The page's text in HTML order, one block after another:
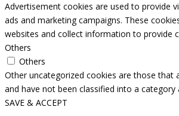
Advertisement cookies are used to provide
ads and marketing campaigns. These
websites and collect information to provide
Others
Others
Other uncategorized cookies are those that
and have not been classified into a category
SAVE & ACCEPT